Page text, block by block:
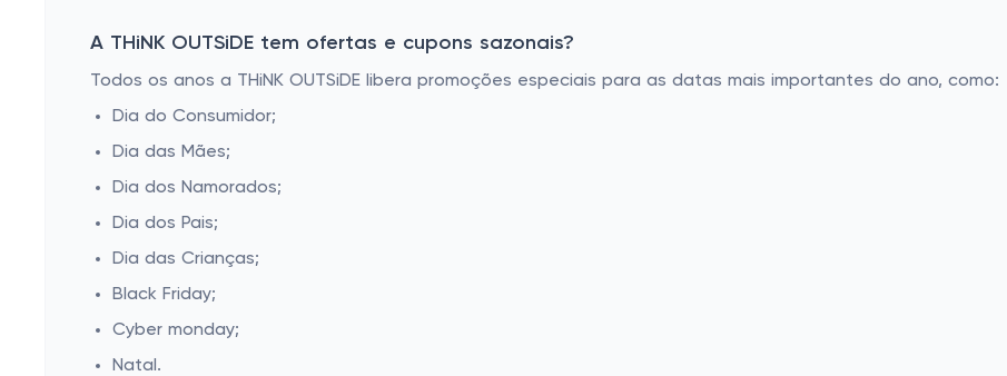
A THiNK OUTSiDE tem ofertas e cupons sazonais?
Todos os anos a THiNK OUTSiDE libera promoções especiais para as datas mais importantes do ano, como:
Dia do Consumidor;
Dia das Mães;
Dia dos Namorados;
Dia dos Pais;
Dia das Crianças;
Black Friday;
Cyber monday;
Natal.